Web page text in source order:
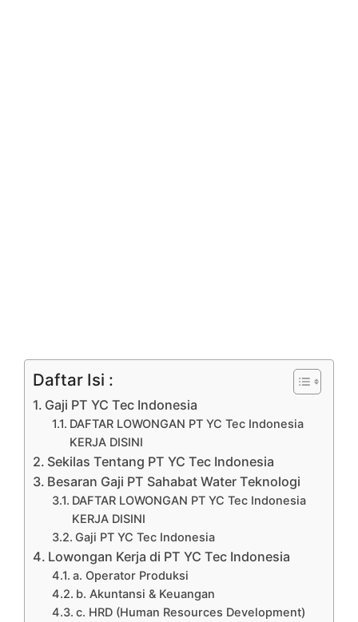
Daftar Isi :
Gaji PT YC Tec Indonesia
DAFTAR LOWONGAN PT YC Tec Indonesia
KERJA DISINI
Sekilas Tentang PT YC Tec Indonesia
Besaran Gaji PT Sahabat Water Teknologi
DAFTAR LOWONGAN PT YC Tec Indonesia
KERJA DISINI
Gaji PT YC Tec Indonesia
Lowongan Kerja di PT YC Tec Indonesia
a. Operator Produksi
b. Akuntansi & Keuangan
c. HRD (Human Resources Development)